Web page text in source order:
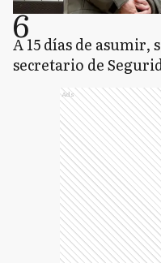
6
A 15 días de
secretario de
Ads